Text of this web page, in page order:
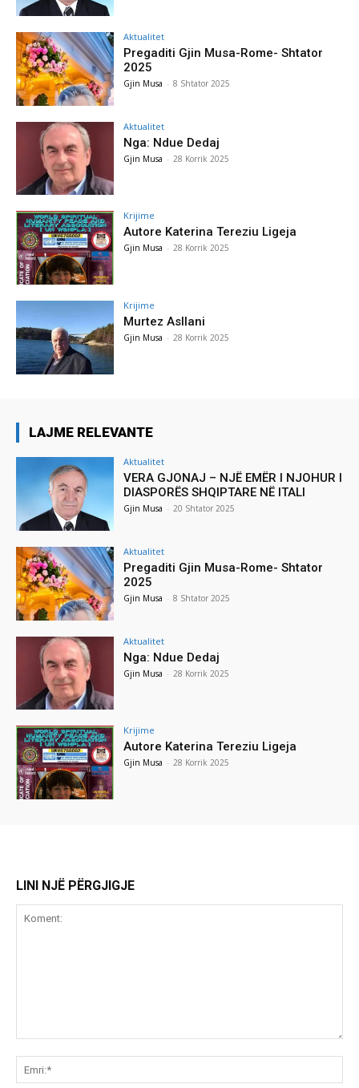
Aktualitet
Pregaditi Gjin Musa-Rome- Shtator
2025
Gjin Musa - 8 Shtator 2025
Aktualitet
Nga: Ndue Dedaj
Gjin Musa - 28 Korrik 2025
Krijime
Autore Katerina Tereziu Ligeja
Gjin Musa - 28 Korrik 2025
Krijime
Murtez Asllani
Gjin Musa - 28 Korrik 2025
LAJME RELEVANTE
Aktualitet
VERA GJONAJ – NJË EMËR I NJOHUR I
DIASPORËS SHQIPTARE NË ITALI
Gjin Musa - 20 Shtator 2025
Aktualitet
Pregaditi Gjin Musa-Rome- Shtator
2025
Gjin Musa - 8 Shtator 2025
Aktualitet
Nga: Ndue Dedaj
Gjin Musa - 28 Korrik 2025
Krijime
Autore Katerina Tereziu Ligeja
Gjin Musa - 28 Korrik 2025
LINI NJË PËRGJIGJE